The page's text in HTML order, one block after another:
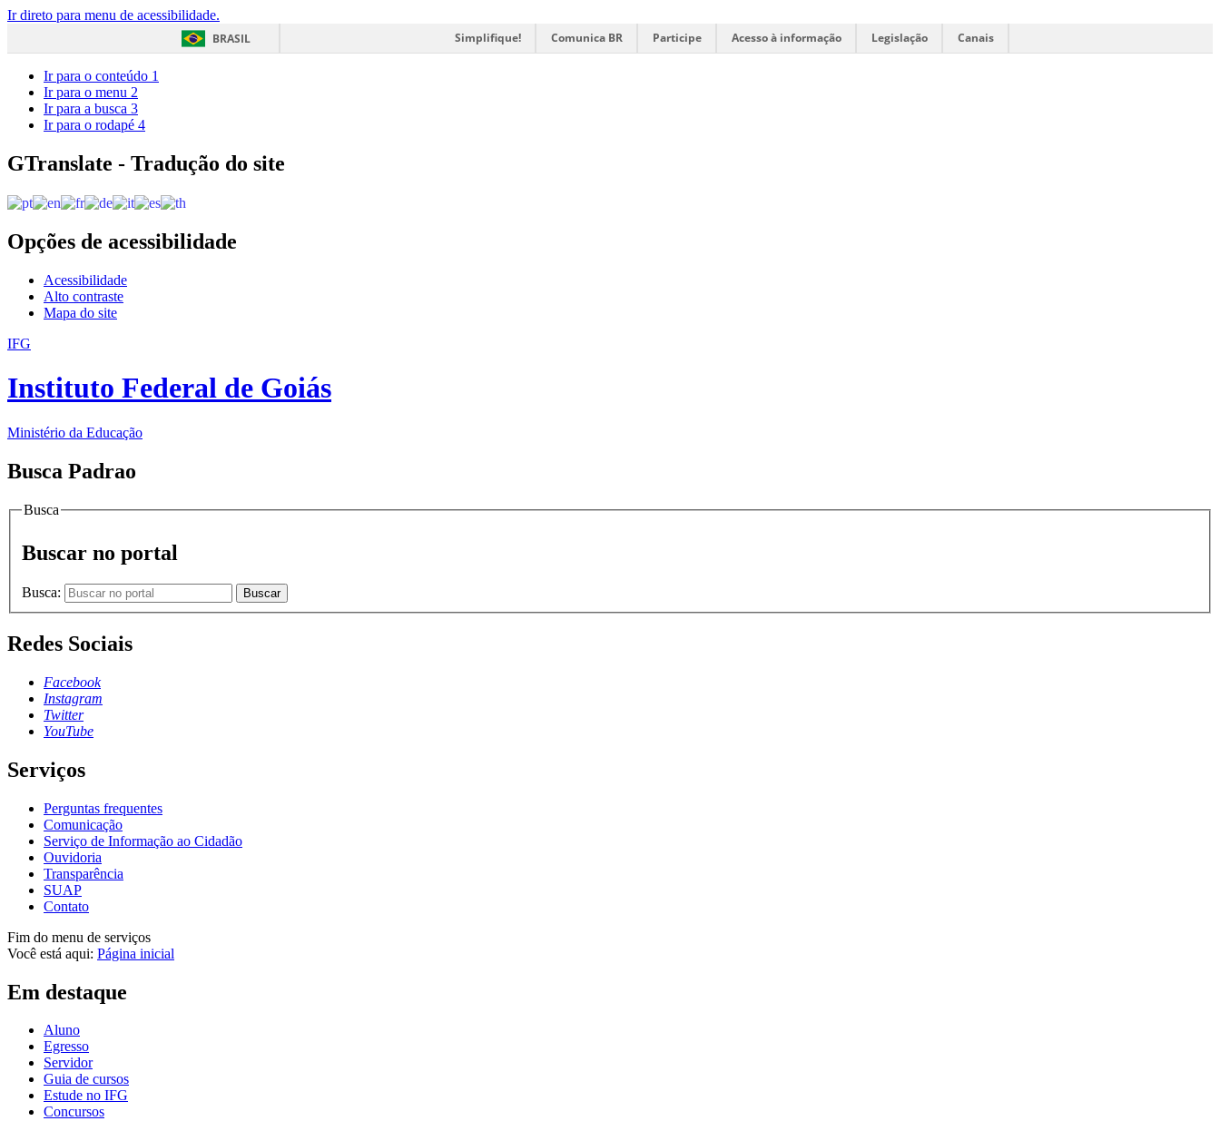
Ir direto para menu de acessibilidade.
BRASIL
Simplifique! Comunica BR Participe Acesso à informação Legislação Canais
Ir para o conteúdo 1
Ir para o menu 2
Ir para a busca 3
Ir para o rodapé 4
GTranslate - Tradução do site
Opções de acessibilidade
Acessibilidade
Alto contraste
Mapa do site
IFG
Instituto Federal de Goiás
Ministério da Educação
Busca Padrao
Busca
Buscar no portal
Busca: Buscar
Redes Sociais
Facebook
Instagram
Twitter
YouTube
Serviços
Perguntas frequentes
Comunicação
Serviço de Informação ao Cidadão
Ouvidoria
Transparência
SUAP
Contato
Fim do menu de serviços
Você está aqui: Página inicial
Em destaque
Aluno
Egresso
Servidor
Guia de cursos
Estude no IFG
Concursos